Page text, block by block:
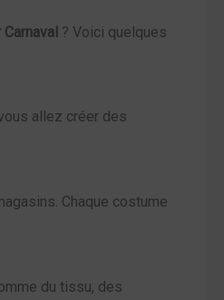
? Voici quelques
allez créer des
Chaque costume
du tissu, des